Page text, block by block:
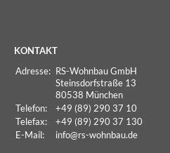
KONTAKT
Adresse: RS-Wohnbau GmbH
Steinsdorfstraße 13
80538 München
Telefon:
+49 (89) 290 37 10
Telefax:
+49 (89) 290 37 130
E-Mail:
info@rs-wohnbau.de